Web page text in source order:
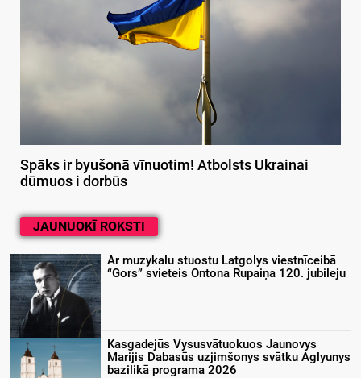
Spāks ir byušonā vīnuotim! Atbolsts Ukrainai
dūmuos i dorbūs
JAUNUOKĪ ROKSTI
Ar muzykalu stuostu Latgolys viestnīceibā
“Gors” svieteis Ontona Rupaiņa 120. jubileju
Kasgadejūs Vysusvātuokuos Jaunovys
Marijis Dabasūs uzjimšonys svātku Aglyunys
bazilikā programa 2026